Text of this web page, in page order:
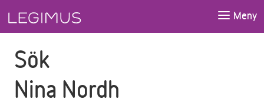
Meny
Sök
Nina Nordh